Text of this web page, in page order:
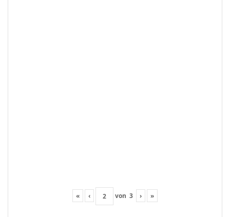
« ‹ von 3 › »